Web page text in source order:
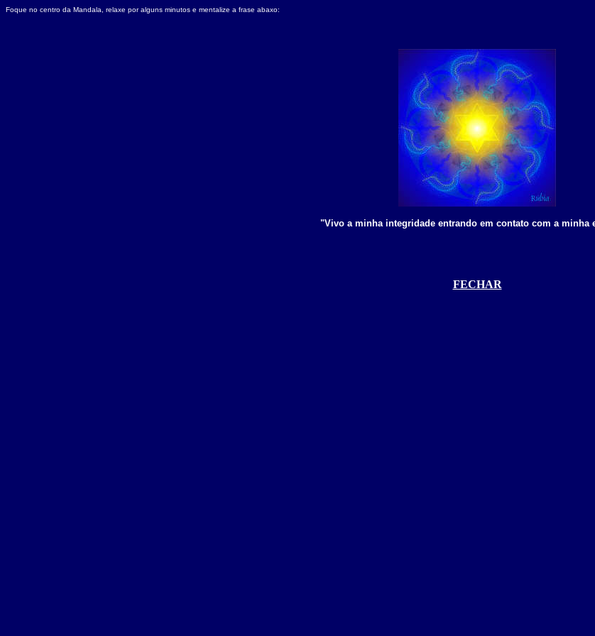
Foque no centro da Mandala, relaxe por alguns minutos e mentalize a frase abaxo:
"Vivo a minha integridade entrando em contato com a minha
FECHAR